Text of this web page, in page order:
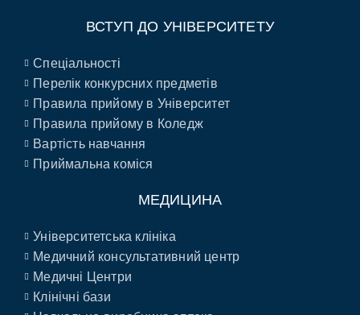
ВСТУП ДО УНІВЕРСИТЕТУ
Спеціальності
Перелік конкурсних предметів
Правила прийому в Університет
Правила прийому в Коледж
Вартість навчання
Приймальна коміся
МЕДИЦИНА
Університетська клініка
Медичний консультативний центр
Медичні Центри
Клінічні бази